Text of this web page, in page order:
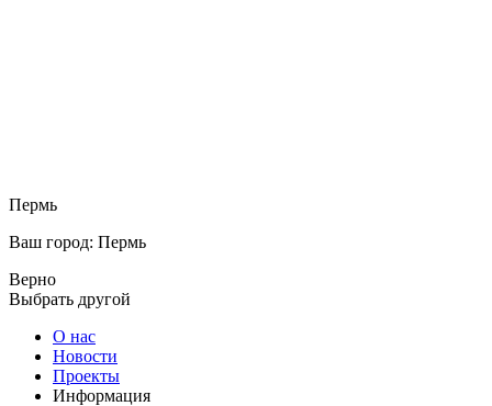
Пермь
Ваш город: Пермь
Верно
Выбрать другой
О нас
Новости
Проекты
Информация